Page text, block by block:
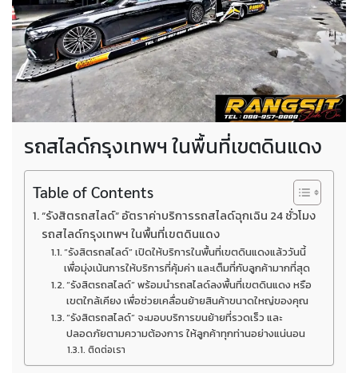
รถสไลด์กรุงเทพฯ ในพื้นที่เขตดินแดง
Table of Contents
“รังสิตรถสไลด์” อัตราค่าบริการรถสไลด์ฉุกเฉิน 24 ชั่วโมง
รถสไลด์กรุงเทพฯ ในพื้นที่เขตดินแดง
“รังสิตรถสไลด์” เปิดให้บริการในพื้นที่เขตดินแดงแล้ววันนี้
เพื่อมุ่งเน้นการให้บริการที่คุ้มค่า และเต็มที่กับลูกค้ามากที่สุด
“รังสิตรถสไลด์” พร้อมนำรถสไลด์ลงพื้นที่เขตดินแดง หรือ
เขตใกล้เคียง เพื่อช่วยเคลื่อนย้ายสินค้าขนาดใหญ่ของคุณ
“รังสิตรถสไลด์” จะมอบบริการขนย้ายที่รวดเร็ว และ
ปลอดภัยตามความต้องการ ให้ลูกค้าทุกท่านอย่างแน่นอน
ติดต่อเรา